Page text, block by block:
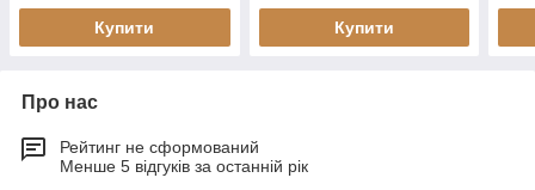
Купити Купити
Про нас
Рейтинг не сформований
Менше 5 відгуків за останній рік